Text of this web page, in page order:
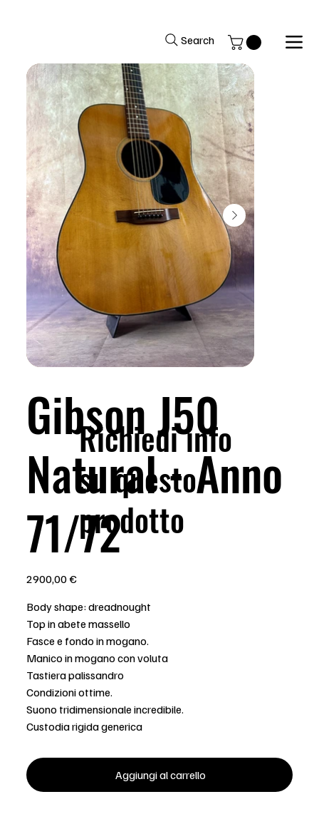
Search
Gibson J50
Natural - Anno
71/72
2900,00 €
Body shape: dreadnought
Top in abete massello
Fasce e fondo in mogano.
Manico in mogano con voluta
Tastiera palissandro
Condizioni ottime.
Suono tridimensionale incredibile.
Custodia rigida generica
Aggiungi al carrello
Richiedi info
su questo
prodotto